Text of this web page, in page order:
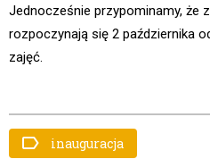
Jednocześnie przypominamy, że
rozpoczynają się 2 października
zajęć.
inauguracja